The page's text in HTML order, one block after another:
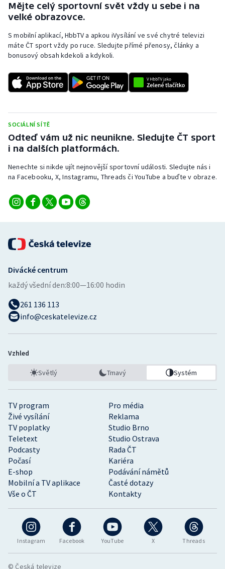
Ragby
Rychlobruslení
Rychlostní kanoistika
Short track
Stolní tenis
Triatlon
Veslování
Vodní slalom
Volejbal
Ostatní
Mějte celý sportovní svět vždy u sebe i na
velké obrazovce.
S mobilní aplikací, HbbTV a apkou iVysílání ve své chytré televizi
máte ČT sport vždy po ruce. Sledujte přímé přenosy, články a
bonusový obsah kdekoli a kdykoli.
SOCIÁLNÍ SÍTĚ
Odteď vám už nic neunikne. Sledujte ČT sport
i na dalších platformách.
Nenechte si nikde ujít nejnovější sportovní události. Sledujte nás i
na Facebooku, X, Instagramu, Threads či YouTube a buďte v obraze.
Instagram Facebook YouTube X Threads
TV program
Pro média
Živé vysílání
Reklama
TV poplatky
Studio Brno
Teletext
Studio Ostrava
Podcasty
Rada ČT
Počasí
Kariéra
E-shop
Podávání námětů
Mobilní a TV aplikace
Časté dotazy
Vše o ČT
Kontakty
Divácké centrum
každý všední den:8:00—16:00 hodin
261 136 113
info@ceskatelevize.cz
Vzhled
Světlý Tmavý Systém
© Česká televize